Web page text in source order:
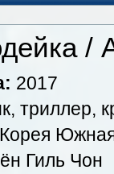
/
2017
триллер,
Корея
Гиль Чон